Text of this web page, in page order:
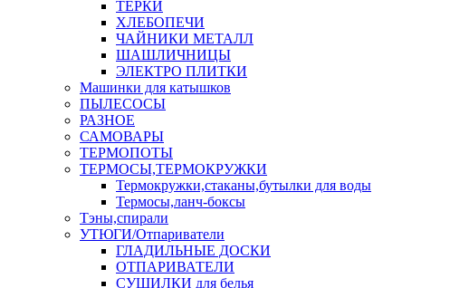
ТЕРКИ
ХЛЕБОПЕЧИ
ЧАЙНИКИ МЕТАЛЛ
ШАШЛИЧНИЦЫ
ЭЛЕКТРО ПЛИТКИ
Машинки для катышков
ПЫЛЕСОСЫ
РАЗНОЕ
САМОВАРЫ
ТЕРМОПОТЫ
ТЕРМОСЫ,ТЕРМОКРУЖКИ
Термокружки,стаканы,бутылки для воды
Термосы,ланч-боксы
Тэны,спирали
УТЮГИ/Отпариватели
ГЛАДИЛЬНЫЕ ДОСКИ
ОТПАРИВАТЕЛИ
СУШИЛКИ для белья